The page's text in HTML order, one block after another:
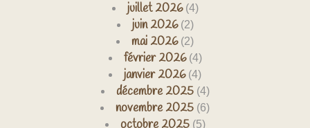
juillet 2026(4)
juin 2026(2)
mai 2026(2)
février 2026(4)
janvier 2026(4)
décembre 2025(4)
novembre 2025 (6)
(5)